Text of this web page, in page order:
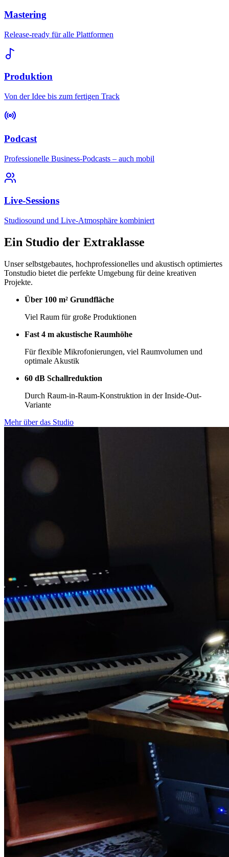
Mastering
Release-ready für alle Plattformen
Produktion
Von der Idee bis zum fertigen Track
Podcast
Professionelle Business-Podcasts – auch mobil
Live-Sessions
Studiosound und Live-Atmosphäre kombiniert
Ein Studio der Extraklasse
Unser selbstgebautes, hochprofessionelles und akustisch optimiertes
Tonstudio bietet die perfekte Umgebung für deine kreativen
Projekte.
Über 100 m² Grundfläche
Viel Raum für große Produktionen
Fast 4 m akustische Raumhöhe
Für flexible Mikrofonierungen, viel Raumvolumen und
optimale Akustik
60 dB Schallreduktion
Durch Raum-in-Raum-Konstruktion in der Inside-Out-
Variante
Mehr über das Studio